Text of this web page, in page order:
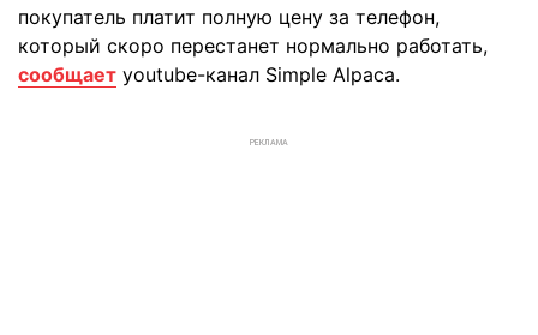
покупатель платит полную цену за телефон,
который скоро перестанет нормально работать,
сообщает youtube-канал Simple Alpaca.
РЕКЛАМА